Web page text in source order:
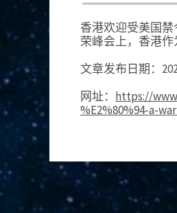
香港欢迎受美国
荣峰会上，香港作
文章发布日期：
网址： https://
%E2%80%94-a-